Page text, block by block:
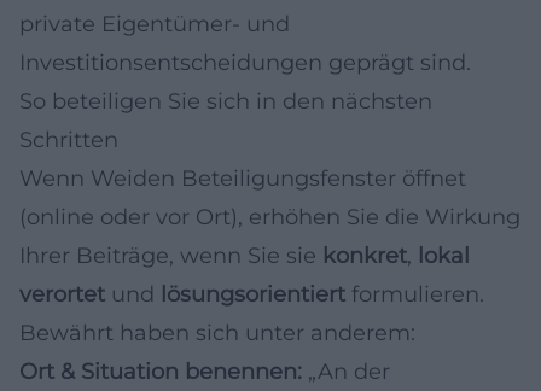
private Eigentümer- und
Investitionsentscheidungen geprägt sind.
So beteiligen Sie sich in den nächsten
Schritten
Wenn Weiden Beteiligungsfenster öffnet
(online oder vor Ort), erhöhen Sie die Wirkung
Ihrer Beiträge, wenn Sie sie konkret, lokal
verortet und lösungsorientiert formulieren.
Bewährt haben sich unter anderem:
Ort & Situation benennen: „An der